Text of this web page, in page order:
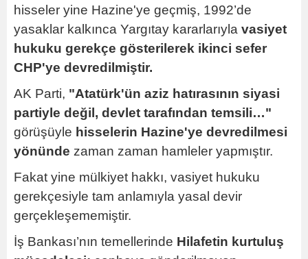
hisseler yine Hazine'ye geçmiş, 1992’de
yasaklar kalkınca Yargıtay kararlarıyla vasiyet
hukuku gerekçe gösterilerek ikinci sefer
CHP'ye devredilmiştir.
AK Parti, "Atatürk'ün aziz hatırasının siyasi
partiyle değil, devlet tarafından temsili…"
görüşüyle hisselerin Hazine'ye devredilmesi
yönünde zaman zaman hamleler yapmıştır.
Fakat yine mülkiyet hakkı, vasiyet hukuku
gerekçesiyle tam anlamıyla yasal devir
gerçekleşememiştir.
İş Bankası’nın temellerinde Hilafetin kurtuluş